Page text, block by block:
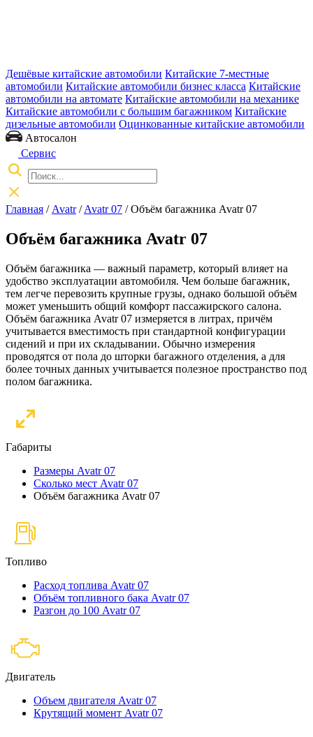
Дешёвые китайские автомобили Китайские 7-местные
автомобили Китайские автомобили бизнес класса Китайские
автомобили на автомате Китайские автомобили на механике
Китайские автомобили с большим багажником Китайские
дизельные автомобили Оцинкованные китайские автомобили
Автосалон
Сервис
Главная / Avatr/Avatr 07 / Объём багажника Avatr 07
Объём багажника Avatr 07
Объём багажника — важный параметр, который влияет на
удобство эксплуатации автомобиля. Чем больше багажник,
тем легче перевозить крупные грузы, однако большой объём
может уменьшить общий комфорт пассажирского салона.
Объём багажника Avatr 07 измеряется в литрах, причём
учитывается вместимость при стандартной конфигурации
сидений и при их складывании. Обычно измерения
проводятся от пола до шторки багажного отделения, а для
более точных данных учитывается полезное пространство под
полом багажника.
Габариты
Размеры Avatr 07
Сколько мест Avatr 07
Объём багажника Avatr 07
Топливо
Расход топлива Avatr 07
Объём топливного бака Avatr 07
Разгон до 100 Avatr 07
Двигатель
Объем двигателя Avatr 07
Крутящий момент Avatr 07